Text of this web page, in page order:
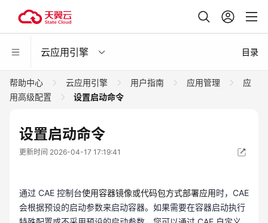
云应用引擎 目录
帮助中心 云应用引擎 用户指南 应用管理
应
用高级配置
设置启动命令
设置启动命令
更新时间 2026-04-17 17:19:41
通过 CAE 控制台使用容器镜像或代码包方式部署应用时，CAE
会根据预设的启动参数来启动容器。如果需要在容器启动执行